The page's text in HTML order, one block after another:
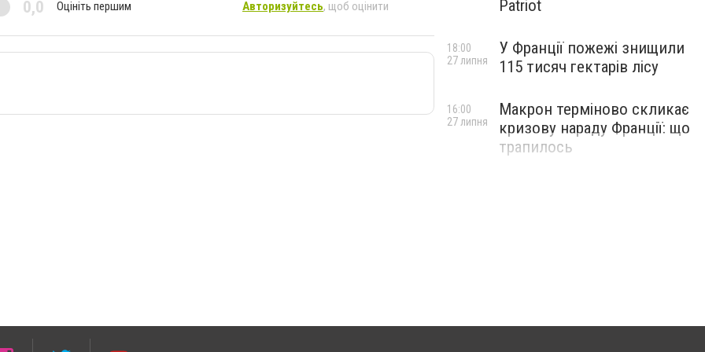
0,0 Оцініть першим Авторизуйтесь, щоб оцінити
Patriot
У Франції пожежі знищили
115 тисяч гектарів лісу
18:00
27 липня
Макрон терміново скликає
кризову нараду Франції: що
трапилось
16:00
27 липня